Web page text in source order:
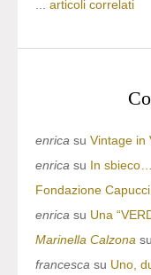
articoli correlati
enrica su Vintage in
enrica su In
Fondazione Capucci
enrica su Una
Marinella Calzona su
francesca su Uno,